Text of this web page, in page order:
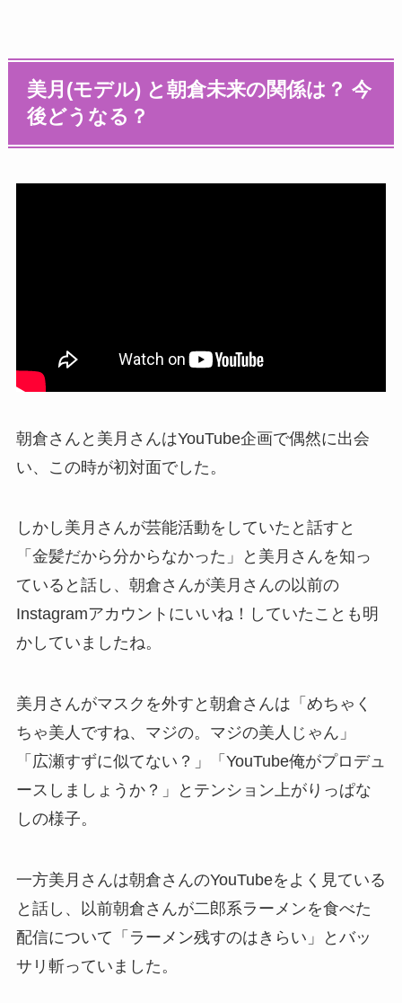
美月(モデル) と朝倉未来の関係は？ 今
後どうなる？
朝倉さんと美月さんはYouTube企画で偶然に出会
い、この時が初対面でした。
しかし美月さんが芸能活動をしていたと話すと
「金髪だから分からなかった」と美月さんを知っ
ていると話し、朝倉さんが美月さんの以前の
Instagramアカウントにいいね！していたことも明
かしていましたね。
美月さんがマスクを外すと朝倉さんは「めちゃく
ちゃ美人ですね、マジの。マジの美人じゃん」
「広瀬すずに似てない？」「YouTube俺がプロデュ
ースしましょうか？」とテンション上がりっぱな
しの様子。
一方美月さんは朝倉さんのYouTubeをよく見ている
と話し、以前朝倉さんが二郎系ラーメンを食べた
配信について「ラーメン残すのはきらい」とバッ
サリ斬っていました。